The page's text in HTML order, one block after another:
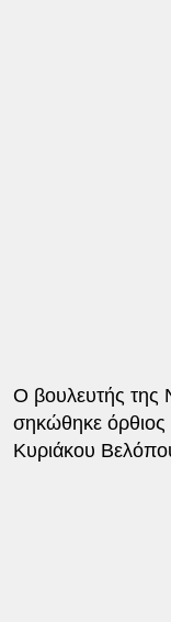
Ο βουλευτής της
σηκώθηκε όρθιος
Κυριάκου